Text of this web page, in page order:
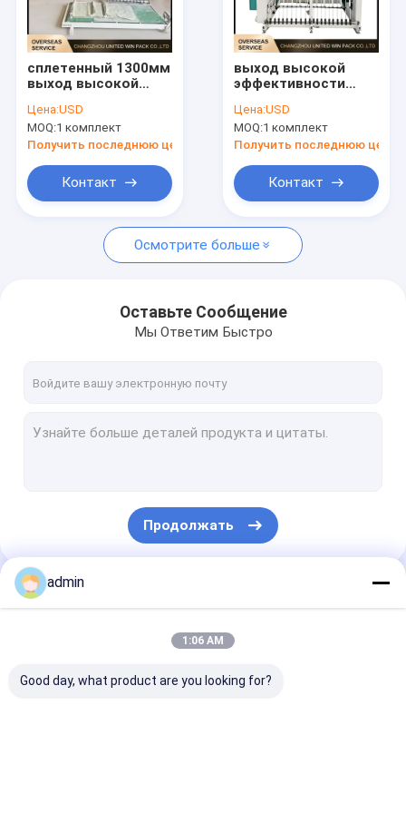
О нас
Путешествие фабрики
Новости
Спросите цитату
Линия штранг-прессования ленты
Искусственная производственная линия травы
части круговой тени запасные
сплетенный 1300мм
выход высокой
обрабатывающей
машины мешка
стабилизированный
сумок
Цена:USD
MOQ:1 комплект
Получить последнюю цену
Контакт
выход высокой
эффективности
вырезывания сумки
800мм
автоматический
стабилизированный
для продукции
сумки
Цена:USD
MOQ:1 комплект
Получить последнюю цену
Контакт
Осмотрите больше
Оставьте Сообщение
Мы Ответим Быстро
Продолжать
Наши Категории
admin
1:06 AM
Good day, what product are you looking for?